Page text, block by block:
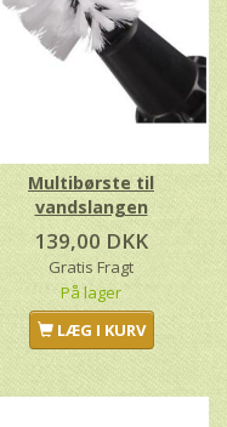
Multibørste til
vandslangen
139,00 DKK
Gratis Fragt
På lager
LÆG I KURV